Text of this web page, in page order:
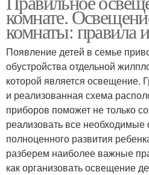
комнате.
комнаты: правила
Появление детей в семье
обустройства отдельной
которой является освещение.
и реализованная схема
приборов поможет не только
реализовать все необходимые
полноценного развития
разберем наиболее важные
как организовать освещение